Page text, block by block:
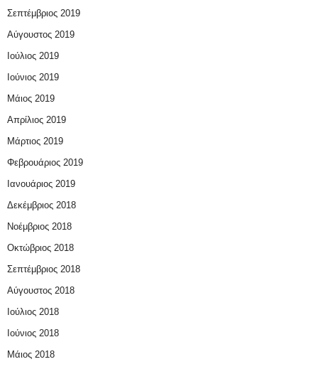
Σεπτέμβριος 2019
Αύγουστος 2019
Ιούλιος 2019
Ιούνιος 2019
Μάιος 2019
Απρίλιος 2019
Μάρτιος 2019
Φεβρουάριος 2019
Ιανουάριος 2019
Δεκέμβριος 2018
Νοέμβριος 2018
Οκτώβριος 2018
Σεπτέμβριος 2018
Αύγουστος 2018
Ιούλιος 2018
Ιούνιος 2018
Μάιος 2018